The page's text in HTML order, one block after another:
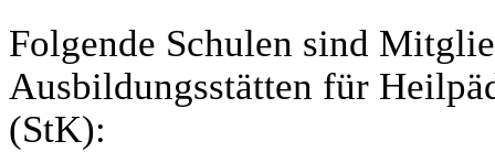
Folgende Schulen sind
Ausbildungsstätten für
(StK):